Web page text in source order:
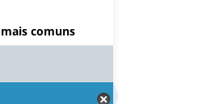
comuns